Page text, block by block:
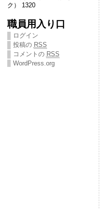
ク） 1320
職員用入り口
ログイン
投稿の RSS
コメントの RSS
WordPress.org